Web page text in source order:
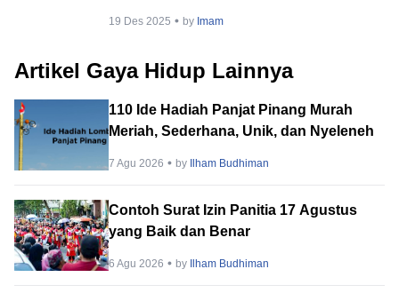
19 Des 2025 by Imam
Artikel Gaya Hidup Lainnya
110 Ide Hadiah Panjat Pinang Murah
Meriah, Sederhana, Unik, dan Nyeleneh
7 Agu 2026 by Ilham Budhiman
Contoh Surat Izin Panitia 17 Agustus
yang Baik dan Benar
6 Agu 2026 by Ilham Budhiman